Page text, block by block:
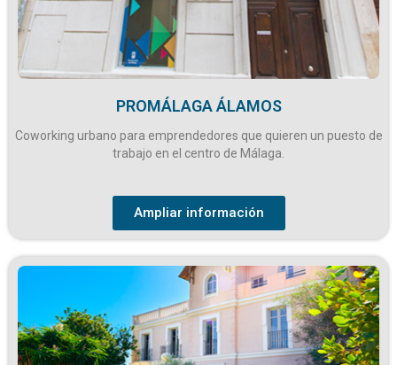
PROMÁLAGA ÁLAMOS
Coworking urbano para emprendedores que quieren un puesto de
trabajo en el centro de Málaga.
Ampliar información